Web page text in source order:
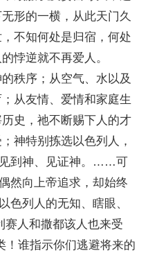
形的一横，从此天门久
不知何处是归宿，何处
悖逆就不再爱人。
序；从空气、水以及
从友情、爱情和家庭生
史，祂不断赐下人的才
神特别拣选以色列人，
见到神、见证神。……可
然向上帝追求，却始终
色列人的无知、瞎眼、
赛人和撒都该人也来受
！谁指示你们逃避将来的